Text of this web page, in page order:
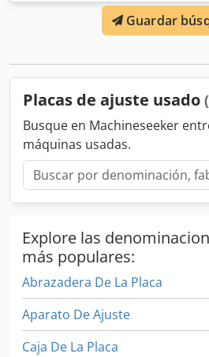
Guardar
Placas de ajuste usado
Busque en Machineseeker
máquinas usadas.
Explore las
más populares:
Abrazadera De La Placa
Aparato De Ajuste
Caja De La Placa